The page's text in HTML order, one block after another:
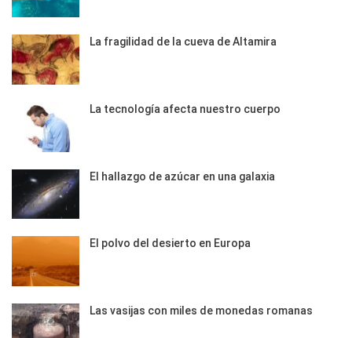
La fragilidad de la cueva de Altamira
La tecnología afecta nuestro cuerpo
El hallazgo de azúcar en una galaxia
El polvo del desierto en Europa
Las vasijas con miles de monedas romanas